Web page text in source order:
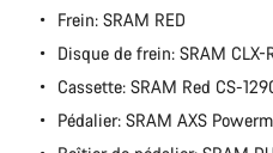
Frein: SRAM RED
Disque de frein: SRAM CLX-
Cassette: SRAM Red CS-
Pédalier: SRAM AXS